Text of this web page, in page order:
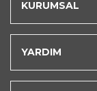
KURUMSAL
YARDIM